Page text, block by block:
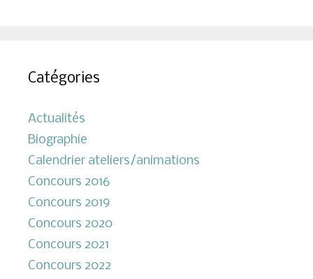
Catégories
Actualités
Biographie
Calendrier ateliers/animations
Concours 2016
Concours 2019
Concours 2020
Concours 2021
Concours 2022